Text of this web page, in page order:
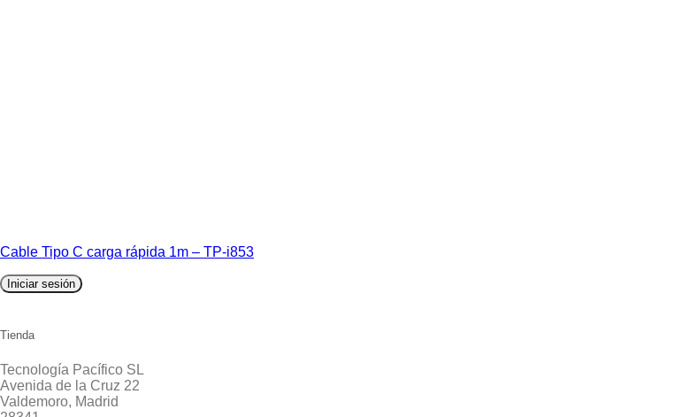
Cable Tipo C carga rápida 1m – TP-i853
Iniciar sesión
Tienda
Tecnología Pacífico SL
Avenida de la Cruz 22
Valdemoro, Madrid